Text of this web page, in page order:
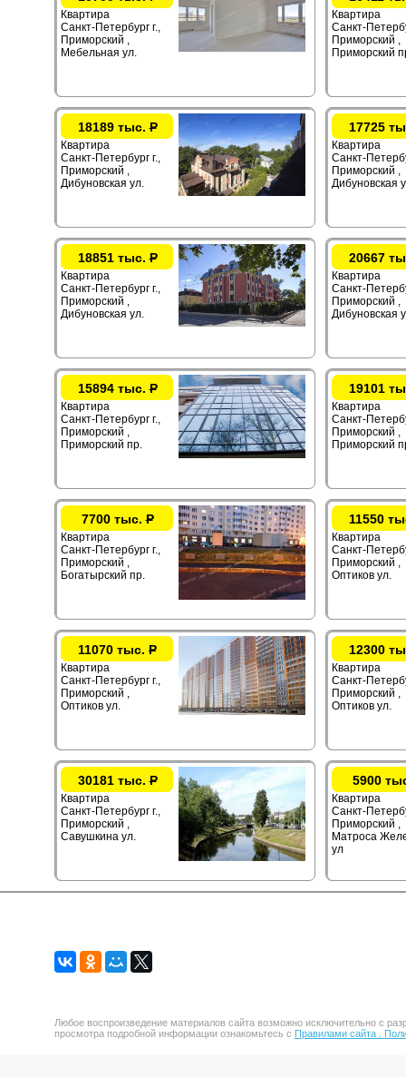
Квартира
Санкт-Петербург г.,
Приморский ,
Мебельная ул.
Квартира
Санкт-
Приморский ,
Приморский
18189 тыс.Р
Квартира
Санкт-Петербург г.,
Приморский ,
Дибуновская ул.
17725
Квартира
Санкт-
Приморский ,
Дибуновская
18851 тыс.Р
Квартира
Санкт-Петербург г.,
Приморский ,
Дибуновская ул.
20667
Квартира
Санкт-
Приморский ,
Дибуновская
15894 тыс.Р
Квартира
Санкт-Петербург г.,
Приморский ,
Приморский пр.
19101
Квартира
Санкт-
Приморский ,
Приморский
7700 тыс.Р
Квартира
Санкт-Петербург г.,
Приморский ,
Богатырский пр.
11550
Квартира
Санкт-
Приморский ,
Оптиков ул.
11070 тыс. Р
Квартира
Санкт-Петербург г.,
Приморский ,
Оптиков ул.
12300
Квартира
Санкт-
Приморский ,
Оптиков ул.
30181 тыс.Р
Квартира
Санкт-Петербург г.,
Приморский ,
Савушкина ул.
5900
Квартира
Санкт-
Приморский ,
Матроса
ул
Любое воспроизведение материалов сайта возможно исключительно с
просмотра подробной информации ознакомьтесь с Правилами сайта .